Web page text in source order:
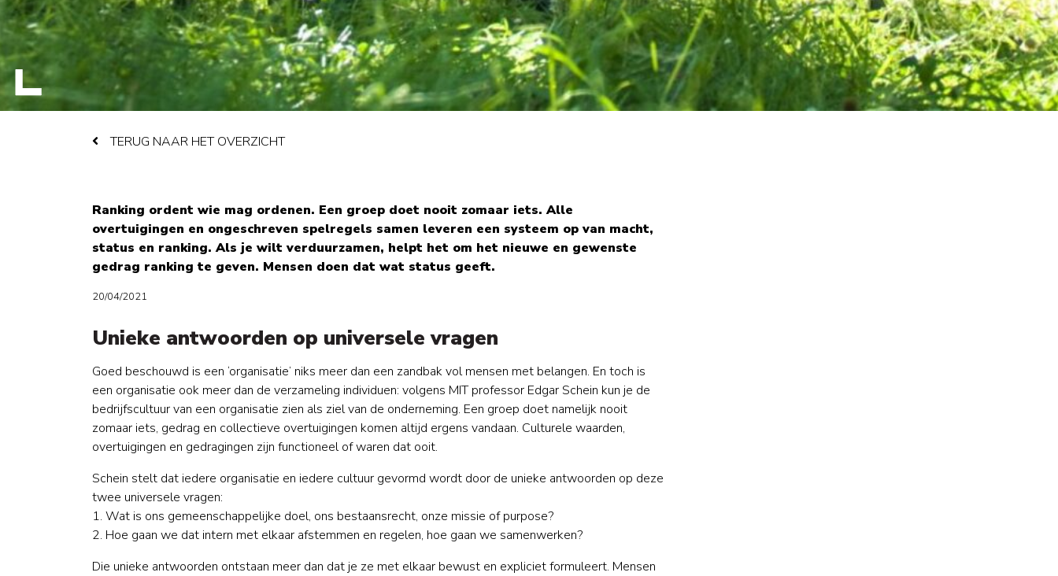
TERUG NAAR HET OVERZICHT
Ranking ordent wie mag ordenen. Een groep doet nooit zomaar iets. Alle
overtuigingen en ongeschreven spelregels samen leveren een systeem op van macht,
status en ranking. Als je wilt verduurzamen, helpt het om het nieuwe en gewenste
gedrag ranking te geven. Mensen doen dat wat status geeft.
20/04/2021
Unieke antwoorden op universele vragen
Goed beschouwd is een ‘organisatie’ niks meer dan een zandbak vol mensen met belangen. En toch is
een organisatie ook meer dan de verzameling individuen: volgens MIT professor Edgar Schein kun je de
bedrijfscultuur van een organisatie zien als ziel van de onderneming. Een groep doet namelijk nooit
zomaar iets, gedrag en collectieve overtuigingen komen altijd ergens vandaan. Culturele waarden,
overtuigingen en gedragingen zijn functioneel of waren dat ooit.
Schein stelt dat iedere organisatie en iedere cultuur gevormd wordt door de unieke antwoorden op deze
twee universele vragen:
1. Wat is ons gemeenschappelijke doel, ons bestaansrecht, onze missie of purpose?
2. Hoe gaan we dat intern met elkaar afstemmen en regelen, hoe gaan we samenwerken?
Die unieke antwoorden ontstaan meer dan dat je ze met elkaar bewust en expliciet formuleert. Mensen